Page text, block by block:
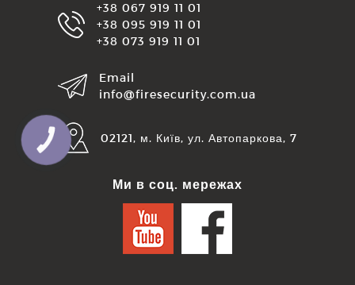
+38 067 919 11 01
+38 095 919 11 01
+38 073 919 11 01
Email
info@firesecurity.com.ua
02121, м. Київ, ул. Автопаркова, 7
Ми в соц. мережах
КНОПКА
ЗВ'ЯЗКУ